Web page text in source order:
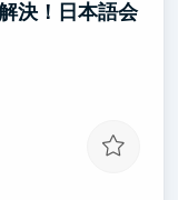
る
、AIと共創し
ものを、実務
決！日本語会